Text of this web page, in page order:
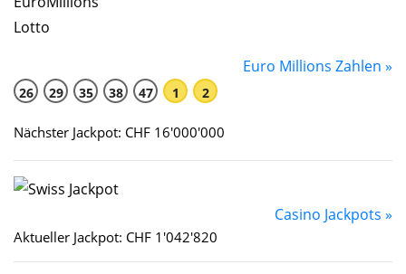
Euro Millions Zahlen »
26 29 35 38 47 1 2
Nächster Jackpot: CHF 16'000'000
Casino Jackpots »
Aktueller Jackpot: CHF 1'042'820